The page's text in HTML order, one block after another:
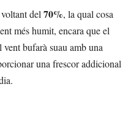
del70%, la qual cosa
més humit, encara que el
bufarà suau amb una
una frescor addicional